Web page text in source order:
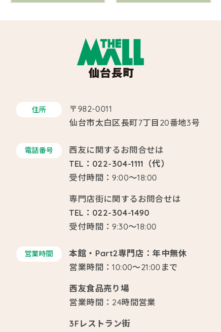
通常料金
込）
障害者手帳・年金手帳
（65歳以上）ご提示の
200円（税
込）
※2,000円（税込）以上お買い上げの方が対象で
住所
〒982-0011
仙台市太白区長町7丁目20番地3号
電話番号
西友に関するお問合せは
TEL：022-304-1111（代）
受付時間：9:00～18:00
専門店街に関するお問合せは
TEL：022-304-1490
受付時間：9:30～18:00
営業時間
本館・Part2専門店：年中無休
営業時間：10:00～21:00まで
西友食品売り場
営業時間：24時間営業
3Fレストラン街